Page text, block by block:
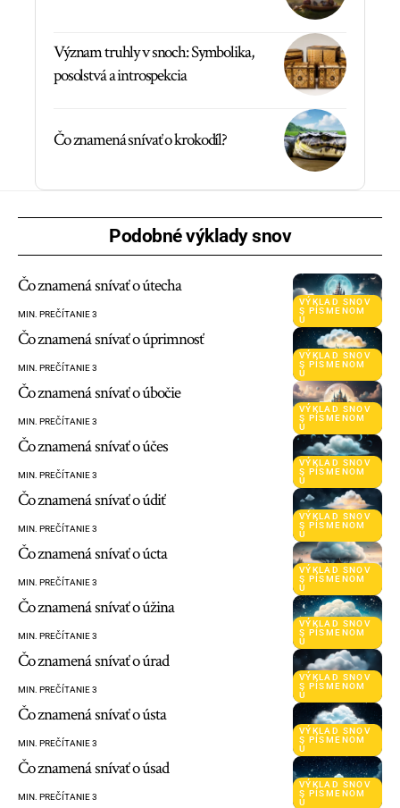
Význam truhly v snoch: Symbolika,
posolstvá a introspekcia
Čo znamená snívať o krokodíl?
Podobné výklady snov
VÝKLAD SNOV
S PÍSMENOM
Ú
Čo znamená snívať o útecha
MIN. PREČÍTANIE 3
VÝKLAD SNOV
S PÍSMENOM
Ú
Čo znamená snívať o úprimnosť
MIN. PREČÍTANIE 3
VÝKLAD SNOV
S PÍSMENOM
Ú
Čo znamená snívať o úbočie
MIN. PREČÍTANIE 3
VÝKLAD SNOV
S PÍSMENOM
Ú
Čo znamená snívať o účes
MIN. PREČÍTANIE 3
VÝKLAD SNOV
S PÍSMENOM
Ú
Čo znamená snívať o údiť
MIN. PREČÍTANIE 3
VÝKLAD SNOV
S PÍSMENOM
Ú
Čo znamená snívať o úcta
MIN. PREČÍTANIE 3
VÝKLAD SNOV
S PÍSMENOM
Ú
Čo znamená snívať o úžina
MIN. PREČÍTANIE 3
VÝKLAD SNOV
S PÍSMENOM
Ú
Čo znamená snívať o úrad
MIN. PREČÍTANIE 3
VÝKLAD SNOV
S PÍSMENOM
Ú
Čo znamená snívať o ústa
MIN. PREČÍTANIE 3
VÝKLAD SNOV
S PÍSMENOM
Ú
Čo znamená snívať o úsad
MIN. PREČÍTANIE 3